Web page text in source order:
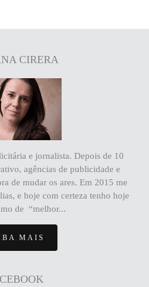
CIRERA
e jornalista. Depois de 10
agências de publicidade e
de mudar os ares. Em 2015 me
e hoje com certeza tenho hoje
de “melhor...
MAIS